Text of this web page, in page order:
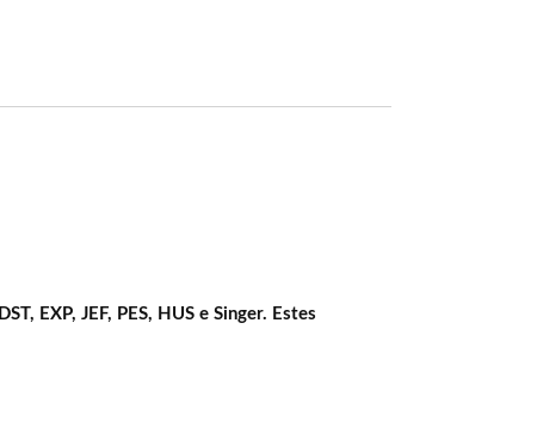
DST, EXP, JEF, PES, HUS e Singer. Estes